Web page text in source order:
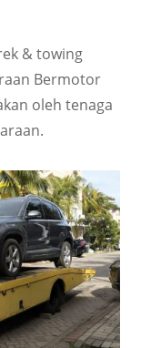
& towing
Bermotor
oleh tenaga